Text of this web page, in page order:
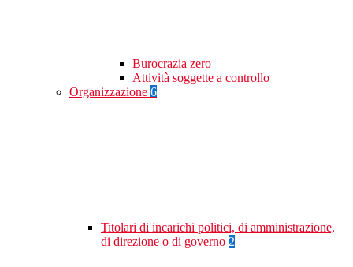
Burocrazia zero
Attività soggette a controllo
Organizzazione 6
Titolari di incarichi politici, di amministrazione,
di direzione o di governo 2